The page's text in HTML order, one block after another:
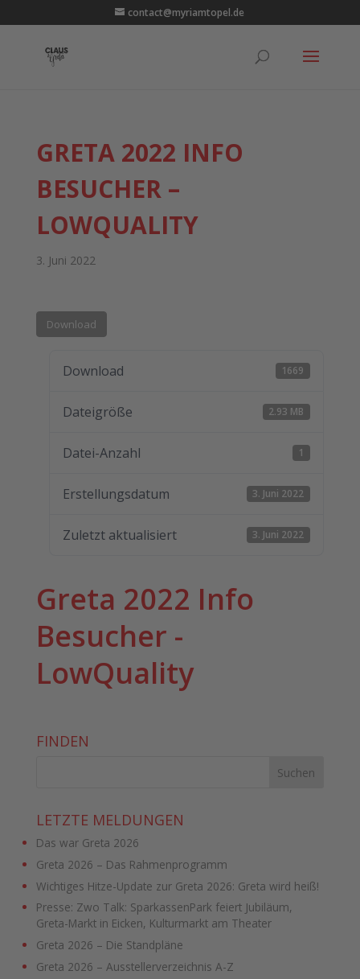
contact@myriamtopel.de
GRETA 2022 INFO
BESUCHER –
LOWQUALITY
3. Juni 2022
Download
Download 1669
Dateigröße 2.93 MB
Datei-Anzahl 1
Erstellungsdatum 3. Juni 2022
Zuletzt aktualisiert 3. Juni 2022
Greta 2022 Info
Besucher -
LowQuality
FINDEN
LETZTE MELDUNGEN
Das war Greta 2026
Greta 2026 – Das Rahmenprogramm
Wichtiges Hitze-Update zur Greta 2026: Greta wird heiß!
Presse: Zwo Talk: SparkassenPark feiert Jubiläum,
Greta-Markt in Eicken, Kulturmarkt am Theater
Greta 2026 – Die Standpläne
Greta 2026 – Ausstellerverzeichnis A-Z